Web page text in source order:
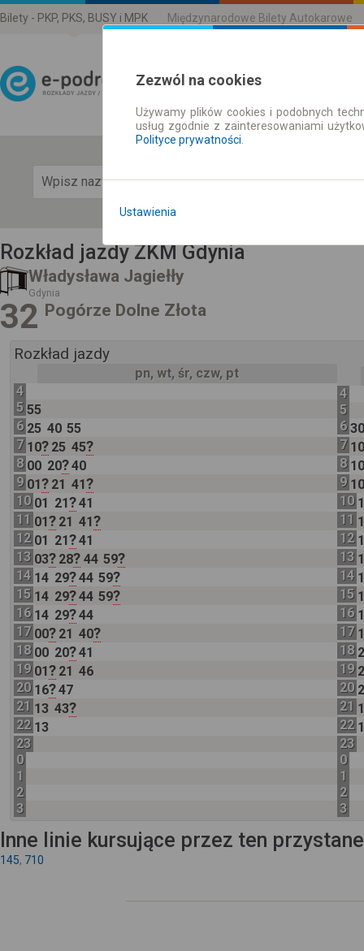
Bilety - PKP, PKS, BUSY i MPK Międzynarodowe Bilety Autokarowe
Rozkład Jazdy | Bilety
Rozkład jazdy ZKM Gdynia
Władysława Jagiełły
Gdynia
32 Pogórze Dolne Złota
Rozkład jazdy
pn, wt, śr, czw, pt
4
5 55
6 25 40 55
7 10? 25 45?
8 00 20?40
9 01? 21 41?
10 01 21?41
11 01? 21 41?
12 01 21?41
13 03? 28? 44 59?
14 14 29?44 59?
15 14 29?44 59?
16 14 29?44
17 00? 21 40?
18 00 20?41
19 01? 21 46
20 16?47
21 13 43?
22 13
23
0
1
2
3
4
5
6
7
8
9
10
11
12
13
14
15
16
17
18
19
20
21
22
23
0
1
2
3
Inne linie kursujące przez ten
145, 710
Zezwól na cookies
Używamy plików cookies i podobnych
usług zgodnie z zainteresowaniami
Polityce prywatności
Ustawienia